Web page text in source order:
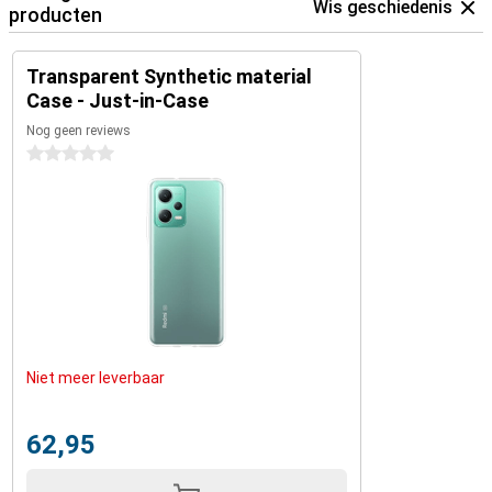
producten
Wis geschiedenis
Transparent Synthetic material
Case - Just-in-Case
Nog geen reviews
0 sterren
Niet meer leverbaar
62,95